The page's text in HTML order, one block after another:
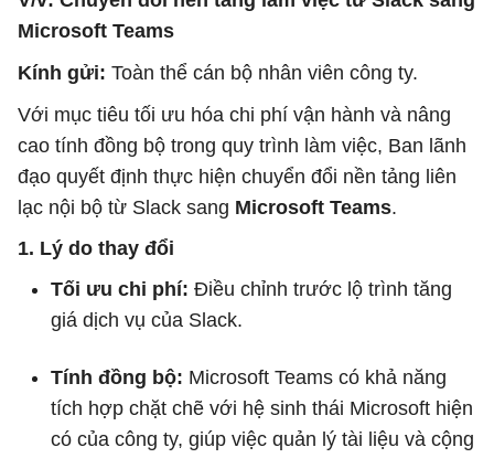
Microsoft Teams
Kính gửi: Toàn thể cán bộ nhân viên công ty.
Với mục tiêu tối ưu hóa chi phí vận hành và nâng
cao tính đồng bộ trong quy trình làm việc, Ban lãnh
đạo quyết định thực hiện chuyển đổi nền tảng liên
lạc nội bộ từ Slack sang Microsoft Teams.
1. Lý do thay đổi
Tối ưu chi phí: Điều chỉnh trước lộ trình tăng
giá dịch vụ của Slack.
Tính đồng bộ: Microsoft Teams có khả năng
tích hợp chặt chẽ với hệ sinh thái Microsoft hiện
có của công ty, giúp việc quản lý tài liệu và cộng